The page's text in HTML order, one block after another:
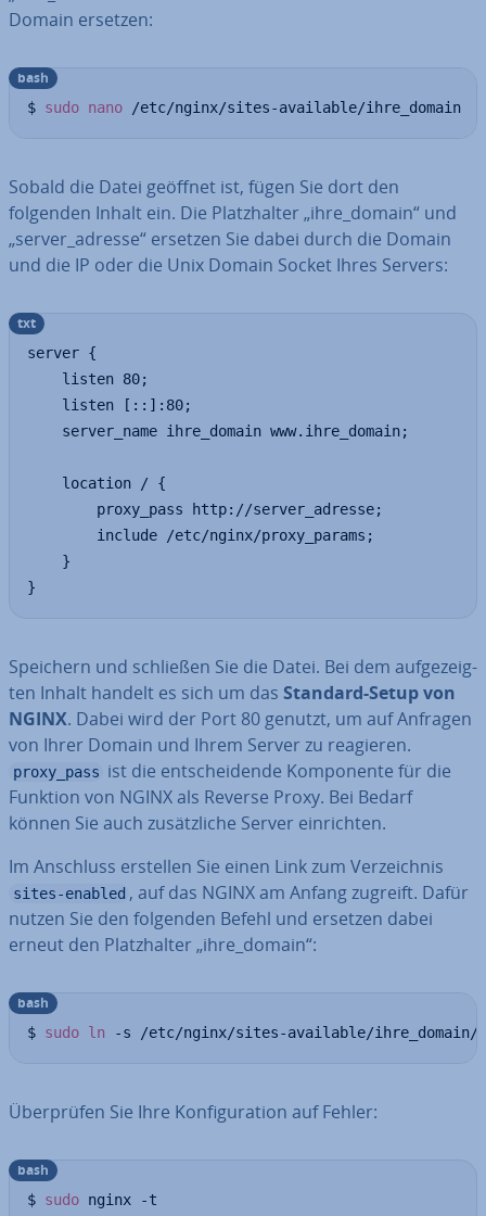
Domain ersetzen:
$ sudo nano /etc/nginx/sites-available/ihre_domain
bash
Sobald die Datei geöffnet ist, fügen Sie dort den
folgenden Inhalt ein. Die Platz­hal­ter „ihre_domain“ und
„server_adresse“ ersetzen Sie dabei durch die Domain
und die IP oder die Unix Domain Socket Ihres Servers:
server {
    listen 80;
    listen [::]:80;
    server_name ihre_domain www.ihre_domain;
    location / {
        proxy_pass http://server_adresse;
        include /etc/nginx/proxy_params;
    }
}
txt
Speichern und schließen Sie die Datei. Bei dem auf­ge­zeig­
ten Inhalt handelt es sich um das Standard-Setup von
NGINX. Dabei wird der Port 80 genutzt, um auf Anfragen
von Ihrer Domain und Ihrem Server zu reagieren.
proxy_pass ist die ent­schei­den­de Kom­po­nen­te für die
Funktion von NGINX als Reverse Proxy. Bei Bedarf
können Sie auch zu­sätz­li­che Server ein­rich­ten.
Im Anschluss erstellen Sie einen Link zum Ver­zeich­nis
sites-enabled , auf das NGINX am Anfang zugreift. Dafür
nutzen Sie den folgenden Befehl und ersetzen dabei
erneut den Platz­hal­ter „ihre_domain“:
$ sudo ln -s /etc/nginx/sites-available/ihre_domain/
bash
Über­prü­fen Sie Ihre Kon­fi­gu­ra­ti­on auf Fehler:
$ sudo nginx -t
bash